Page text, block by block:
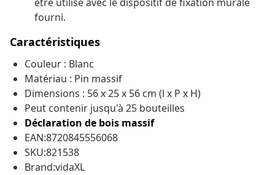
fourni.
Caractéristiques
Couleur : Blanc
Matériau : Pin massif
Dimensions : 56 x 25 x 56 cm (l x P x H)
Peut contenir jusqu'à 25 bouteilles
Déclaration de bois massif
EAN:8720845556068
SKU:821538
Brand:vidaXL